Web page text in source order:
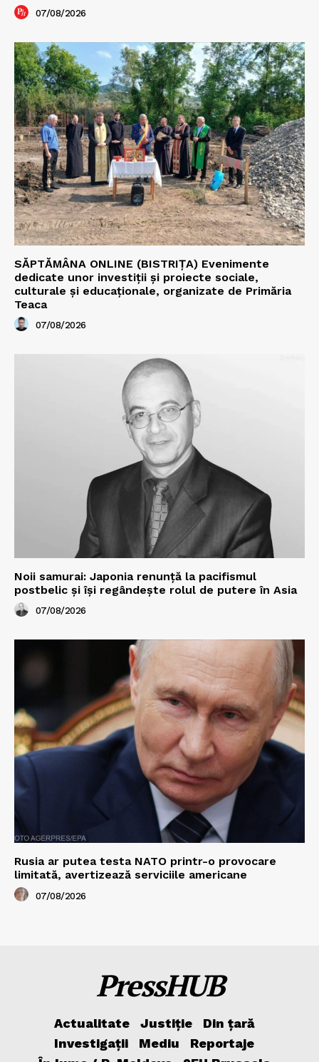
07/08/2026
SĂPTĂMÂNA ONLINE (BISTRIȚA) Evenimente
dedicate unor investiții și proiecte sociale,
culturale și educaționale, organizate de Primăria
Teaca
07/08/2026
Noii samurai: Japonia renunță la pacifismul
postbelic și își regândește rolul de putere în Asia
07/08/2026
Rusia ar putea testa NATO printr-o provocare
limitată, avertizează serviciile americane
07/08/2026
PressHUB
Actualitate Justiție
Din țară
Investigații
Mediu
Reportaje